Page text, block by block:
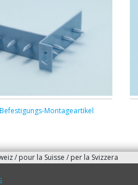
Montageartikel
/ pour la Suisse / per la Svizzera